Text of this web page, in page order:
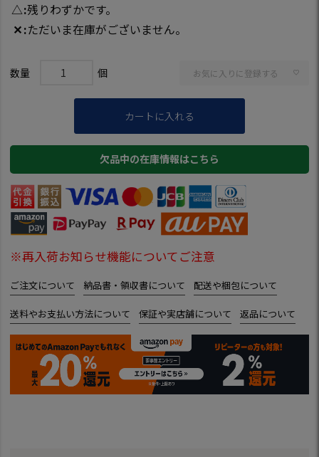
△ 残りわずかです。
✕ ただいま在庫がございません。
お気に入りに登録する
カートに入れる
欠品中の在庫情報はこちら
※再入荷お知らせ機能についてご注意
ご注文について 納品書・領収書について 配送や梱包について
送料やお支払い方法について 保証や実店舗について 返品について